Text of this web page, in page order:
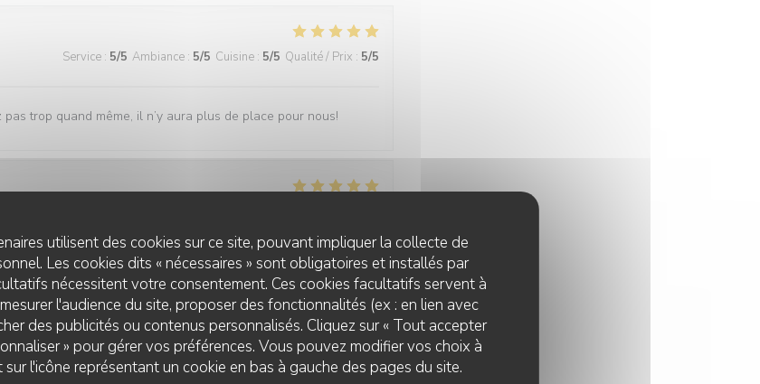
utilisent des cookies sur ce site, pouvant impliquer la collecte de
Les cookies dits « nécessaires » sont obligatoires et installés par
nécessitent votre consentement. Ces cookies facultatifs servent à
l'audience du site, proposer des fonctionnalités (ex : en lien avec
des publicités ou contenus personnalisés. Cliquez sur « Tout accepter
» pour gérer vos préférences. Vous pouvez modifier vos choix à
l'icône représentant un cookie en bas à gauche des pages du site.
Service : 5/5 Ambiance : 5/5 Cuisine : 5/5 Qualité / Prix : 5/5
trop quand même, il n’y aura plus de place pour nous!
Service: 5/5 Ambiance:5/5 Cuisine:5/5 Qualité / Prix:5 /5